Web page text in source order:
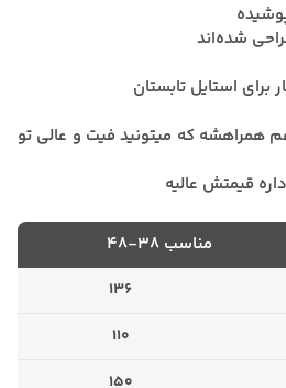
شده‌اند
استایل تابستان
که میتونید فیت و عالی تو
قیمتش عالیه
مناسب ۳۸-۴۸
136
110
150